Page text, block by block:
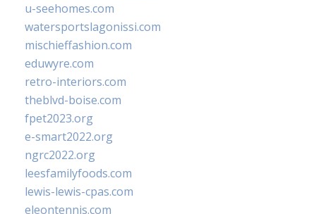
u-seehomes.com
watersportslagonissi.com
mischieffashion.com
eduwyre.com
retro-interiors.com
theblvd-boise.com
fpet2023.org
e-smart2022.org
ngrc2022.org
leesfamilyfoods.com
lewis-lewis-cpas.com
eleontennis.com